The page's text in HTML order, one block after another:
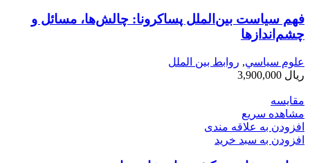
فهم سیاست بین‌الملل پساکرونا: چالش‌ها، مسائل و
چشم‌اندازها
علوم سياسي, روابط بین الملل
ریال
مقایسه
مشاهده سریع
افزودن به علاقه مندی
افزودن به سبد خرید